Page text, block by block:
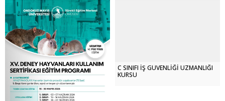
C SINIFI İŞ GÜVENLİĞİ UZMANLIĞI
KURSU